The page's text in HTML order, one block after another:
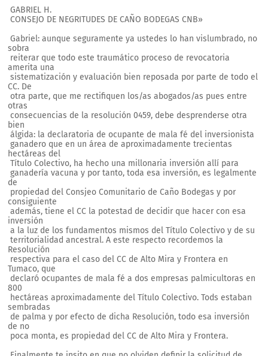
GABRIEL H.
CONSEJO DE NEGRITUDES DE CAÑO BODEGAS CNB»
Gabriel: aunque seguramente ya ustedes lo han vislumbrado, no
sobra
reiterar que todo este traumático proceso de revocatoria
amerita una
sistematización y evaluación bien reposada por parte de todo el
CC. De
otra parte, que me rectifiquen los/as abogados/as pues entre
otras
consecuencias de la resolución 0459, debe desprenderse otra
bien
álgida: la declaratoria de ocupante de mala fé del inversionista
ganadero que en un área de aproximadamente trecientas
hectáreas del
Título Colectivo, ha hecho una millonaria inversión allí para
ganadería vacuna y por tanto, toda esa inversión, es legalmente
de
propiedad del Consjeo Comunitario de Caño Bodegas y por
consiguiente
además, tiene el CC la potestad de decidir que hacer con esa
inversión
a la luz de los fundamentos mismos del Título Colectivo y de su
territorialidad ancestral. A este respecto recordemos la
Resolución
respectiva para el caso del CC de Alto Mira y Frontera en
Tumaco, que
declaró ocupantes de mala fé a dos empresas palmicultoras en
800
hectáreas aproximadamente del Título Colectivo. Tods estaban
sembradas
de palma y por efecto de dicha Resolución, todo esa inversión
de no
poca monta, es propiedad del CC de Alto Mira y Frontera.